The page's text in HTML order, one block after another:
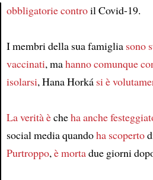
obbligatoriecontroil Covid-19.
I membri della sua famiglia sono
vaccinati, mahanno comunque
isolarsi, Hana Horká si è
La verità ècheha anche
social media quandoha scoperto
Purtroppo,è mortadue giorni